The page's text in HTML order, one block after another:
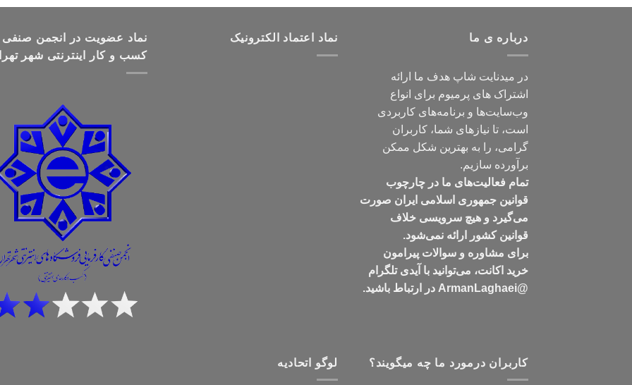
تومان499,000
درباره ی ما
در میدنایت شاپ هدف ما ارائه
اشتراک های پرمیوم برای انواع
وب‌سایت‌ها و برنامه‌های کاربردی
است، تا نیازهای شما، کاربران
گرامی، را به بهترین شکل ممکن
برآورده سازیم.
تمام فعالیت‌های ما در چارچوب
قوانین جمهوری اسلامی ایران صورت
می‌گیرد و هیچ سرویسی خلاف
قوانین کشور ارائه نمی‌شود.
برای مشاوره و سوالات پیرامون
خرید اکانت، می‌توانید با آیدی تلگرام
@ArmanLaghaei در ارتباط باشید.
نماد اعتماد الکترونیک
نماد عضویت در انجمن صنفی
کسب و کار اینترنتی شهر
کاربران درمورد ما چه میگویند؟ لوگو اتحادیه